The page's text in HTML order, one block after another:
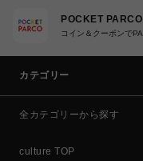
POCKET PARCO
コイン＆クーポンで
カテゴリー
全カテゴリーから探す
culture TOP